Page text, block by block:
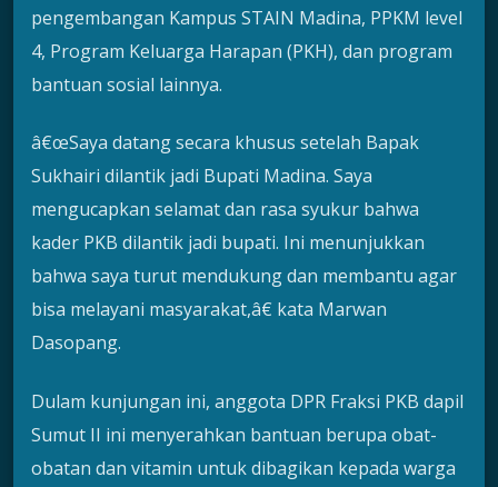
pengembangan Kampus STAIN Madina, PPKM level
4, Program Keluarga Harapan (PKH), dan program
bantuan sosial lainnya.
â€œSaya datang secara khusus setelah Bapak
Sukhairi dilantik jadi Bupati Madina. Saya
mengucapkan selamat dan rasa syukur bahwa
kader PKB dilantik jadi bupati. Ini menunjukkan
bahwa saya turut mendukung dan membantu agar
bisa melayani masyarakat,â€ kata Marwan
Dasopang.
Dulam kunjungan ini, anggota DPR Fraksi PKB dapil
Sumut II ini menyerahkan bantuan berupa obat-
obatan dan vitamin untuk dibagikan kepada warga